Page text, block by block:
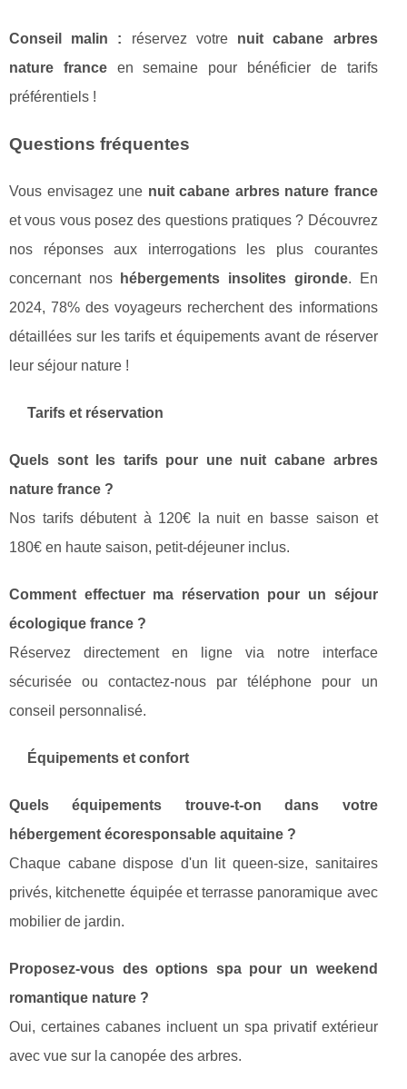
Conseil malin : réservez votre nuit cabane arbres
nature franceen semaine pour bénéficier de tarifs
préférentiels !
Questions fréquentes
Vous envisagez une nuit cabane arbres nature france
et vous vous posez des questions pratiques ? Découvrez
nos réponses aux interrogations les plus courantes
concernant nos
hébergements insolites gironde. En
2024, 78% des voyageurs recherchent des informations
détaillées sur les tarifs et équipements avant de réserver
leur séjour nature !
Tarifs et réservation
Quels sont les tarifs pour une nuit cabane arbres
nature france ?
Nos tarifs débutent à 120€ la nuit en basse saison et
180€ en haute saison, petit-déjeuner inclus.
Comment effectuer ma réservation pour un séjour
écologique france ?
Réservez directement en ligne via notre interface
sécurisée ou contactez-nous par téléphone pour un
conseil personnalisé.
Équipements et confort
Quels équipements trouve-t-on dans votre
hébergement écoresponsable aquitaine ?
Chaque cabane dispose d'un lit queen-size, sanitaires
privés, kitchenette équipée et terrasse panoramique avec
mobilier de jardin.
Proposez-vous des options spa pour un weekend
romantique nature ?
Oui, certaines cabanes incluent un spa privatif extérieur
avec vue sur la canopée des arbres.